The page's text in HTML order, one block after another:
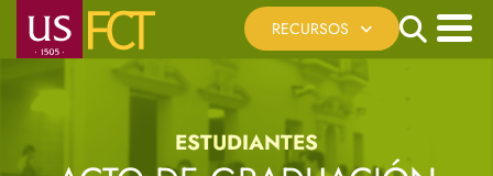
Pasar
principal
RECURSOS
Cita Previa
Registro Telemático
Sede Electrónica US
Search
Menú
principal
ESTUDIANTES